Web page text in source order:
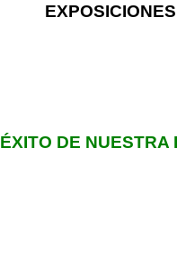
ÉXITO DE NUESTRA